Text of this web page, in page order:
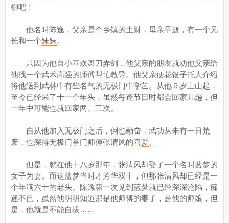
柳吧！
他名叫陈逸，父亲是个乡镇的土财，母亲早逝，有一个兄
长和一个妹妹。
只因为他自小喜欢舞刀弄剑，他父亲的朋友就劝他父亲给
他找一个武术高强的师傅帮忙教导。他父亲便花银子托人介绍
将他送到武林中有些名气的无极门中学艺。从他９岁上山起，
至今已经呆了十一个年头，虽然每逢节日时都会回家几趟，但
一年中可能也就回家两、三次。
自从他加入无极门之后，倒也勤奋，武功从未有一日荒
废，也深得无极门掌门师傅张清风的喜爱。
但是，就在他十八岁那年，张清风却娶了一个名叫蓝梦的
女子为妻。而这蓝梦当时才芳华双十，但那张清风却已经是一
个年满六十的老头。陈逸第一次见到蓝梦就已经深深沦陷，痴
迷不已，虽然他明明知道那是他师傅的妻子，是他的师娘，但
是，他就是不能自拔……